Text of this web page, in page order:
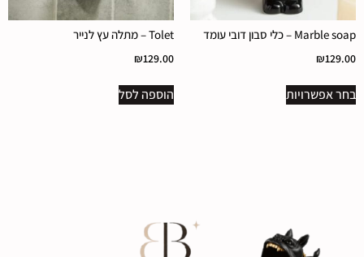
Marble soap – כלי סבון דובי עומד
₪129.00
בחר אפשרויות
Tolet – מתלה עץ לנייר
₪129.00
הוספה לסל